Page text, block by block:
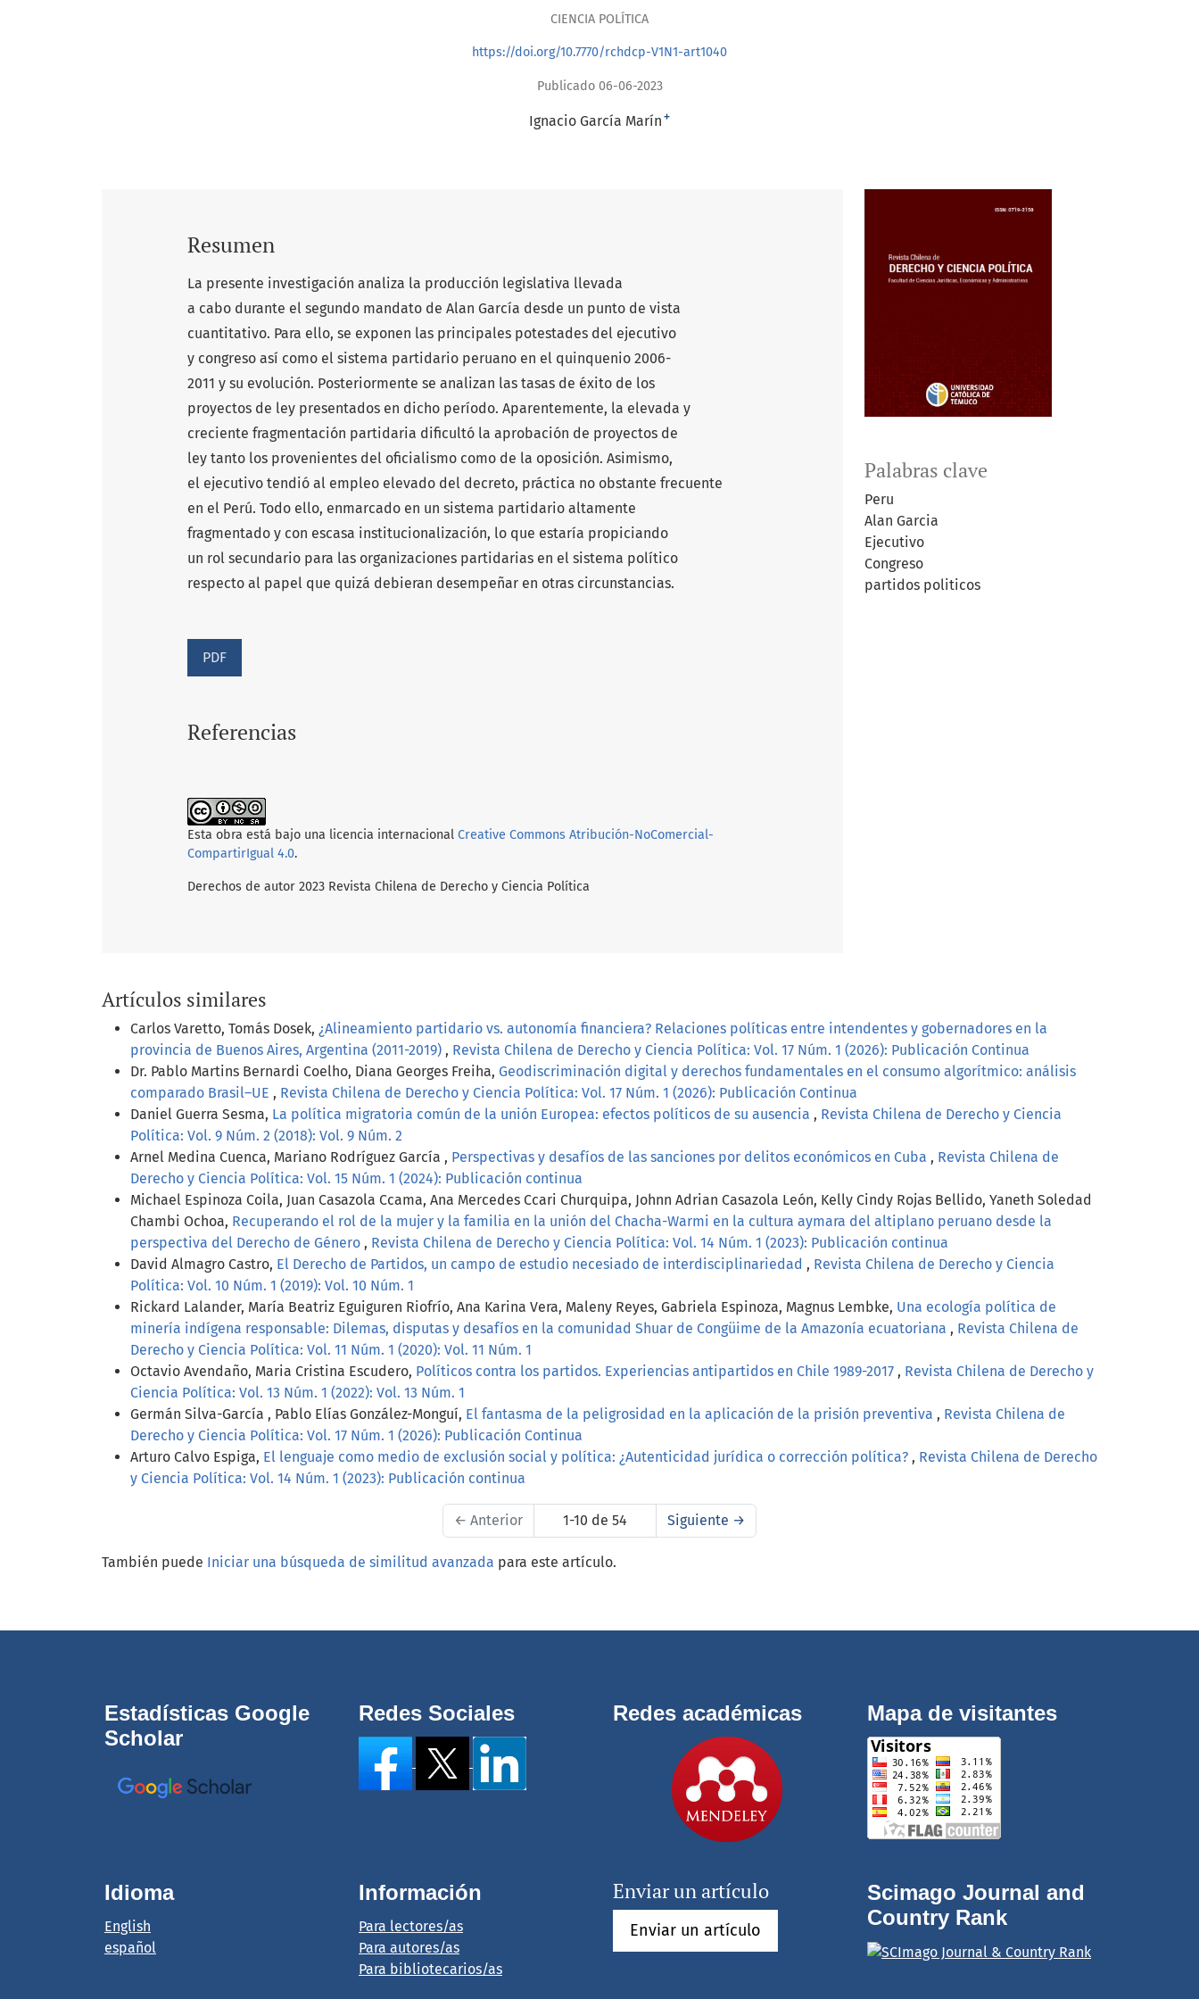
CIENCIA POLÍTICA
https://doi.org/10.7770/rchdcp-V1N1-art1040
Publicado 06-06-2023
Ignacio García Marín +
Palabras clave
Peru
Alan Garcia
Ejecutivo
Congreso
partidos politicos
Resumen
La presente investigación analiza la producción legislativa llevada
a cabo durante el segundo mandato de Alan García desde un punto de vista
cuantitativo. Para ello, se exponen las principales potestades del ejecutivo
y congreso así como el sistema partidario peruano en el quinquenio 2006-
2011 y su evolución. Posteriormente se analizan las tasas de éxito de los
proyectos de ley presentados en dicho período. Aparentemente, la elevada y
creciente fragmentación partidaria dificultó la aprobación de proyectos de
ley tanto los provenientes del oficialismo como de la oposición. Asimismo,
el ejecutivo tendió al empleo elevado del decreto, práctica no obstante frecuente
en el Perú. Todo ello, enmarcado en un sistema partidario altamente
fragmentado y con escasa institucionalización, lo que estaría propiciando
un rol secundario para las organizaciones partidarias en el sistema político
respecto al papel que quizá debieran desempeñar en otras circunstancias.
PDF
Referencias
Esta obra está bajo una licencia internacional Creative Commons Atribución-NoComercial-
CompartirIgual 4.0.
Derechos de autor 2023 Revista Chilena de Derecho y Ciencia Política
Artículos similares
Carlos Varetto, Tomás Dosek, ¿Alineamiento partidario vs. autonomía financiera? Relaciones políticas entre intendentes y gobernadores en la
provincia de Buenos Aires, Argentina (2011-2019) , Revista Chilena de Derecho y Ciencia Política: Vol. 17 Núm. 1 (2026): Publicación Continua
Dr. Pablo Martins Bernardi Coelho, Diana Georges Freiha, Geodiscriminación digital y derechos fundamentales en el consumo algorítmico: análisis
comparado Brasil–UE , Revista Chilena de Derecho y Ciencia Política: Vol. 17 Núm. 1 (2026): Publicación Continua
Daniel Guerra Sesma, La política migratoria común de la unión Europea: efectos políticos de su ausencia , Revista Chilena de Derecho y Ciencia
Política: Vol. 9 Núm. 2 (2018): Vol. 9 Núm. 2
Arnel Medina Cuenca, Mariano Rodríguez García , Perspectivas y desafíos de las sanciones por delitos económicos en Cuba , Revista Chilena de
Derecho y Ciencia Política: Vol. 15 Núm. 1 (2024): Publicación continua
Michael Espinoza Coila, Juan Casazola Ccama, Ana Mercedes Ccari Churquipa, Johnn Adrian Casazola León, Kelly Cindy Rojas Bellido, Yaneth Soledad
Chambi Ochoa, Recuperando el rol de la mujer y la familia en la unión del Chacha-Warmi en la cultura aymara del altiplano peruano desde la
perspectiva del Derecho de Género , Revista Chilena de Derecho y Ciencia Política: Vol. 14 Núm. 1 (2023): Publicación continua
David Almagro Castro, El Derecho de Partidos, un campo de estudio necesiado de interdisciplinariedad , Revista Chilena de Derecho y Ciencia
Política: Vol. 10 Núm. 1 (2019): Vol. 10 Núm. 1
Rickard Lalander, María Beatriz Eguiguren Riofrío, Ana Karina Vera, Maleny Reyes, Gabriela Espinoza, Magnus Lembke, Una ecología política de
minería indígena responsable: Dilemas, disputas y desafíos en la comunidad Shuar de Congüime de la Amazonía ecuatoriana , Revista Chilena de
Derecho y Ciencia Política: Vol. 11 Núm. 1 (2020): Vol. 11 Núm. 1
Octavio Avendaño, Maria Cristina Escudero, Políticos contra los partidos. Experiencias antipartidos en Chile 1989-2017 , Revista Chilena de Derecho y
Ciencia Política: Vol. 13 Núm. 1 (2022): Vol. 13 Núm. 1
Germán Silva-García , Pablo Elías González-Monguí, El fantasma de la peligrosidad en la aplicación de la prisión preventiva , Revista Chilena de
Derecho y Ciencia Política: Vol. 17 Núm. 1 (2026): Publicación Continua
Arturo Calvo Espiga, El lenguaje como medio de exclusión social y política: ¿Autenticidad jurídica o corrección política? , Revista Chilena de Derecho
y Ciencia Política: Vol. 14 Núm. 1 (2023): Publicación continua
← Anterior 1-10 de 54 Siguiente →
También puede Iniciar una búsqueda de similitud avanzada para este artículo.
Estadísticas Google
Scholar
Redes Sociales Redes académicas Mapa de visitantes
Idioma
English
español
Información
Para lectores/as
Para autores/as
Para bibliotecarios/as
Enviar un artículo
Enviar un artículo
Scimago Journal and
Country Rank